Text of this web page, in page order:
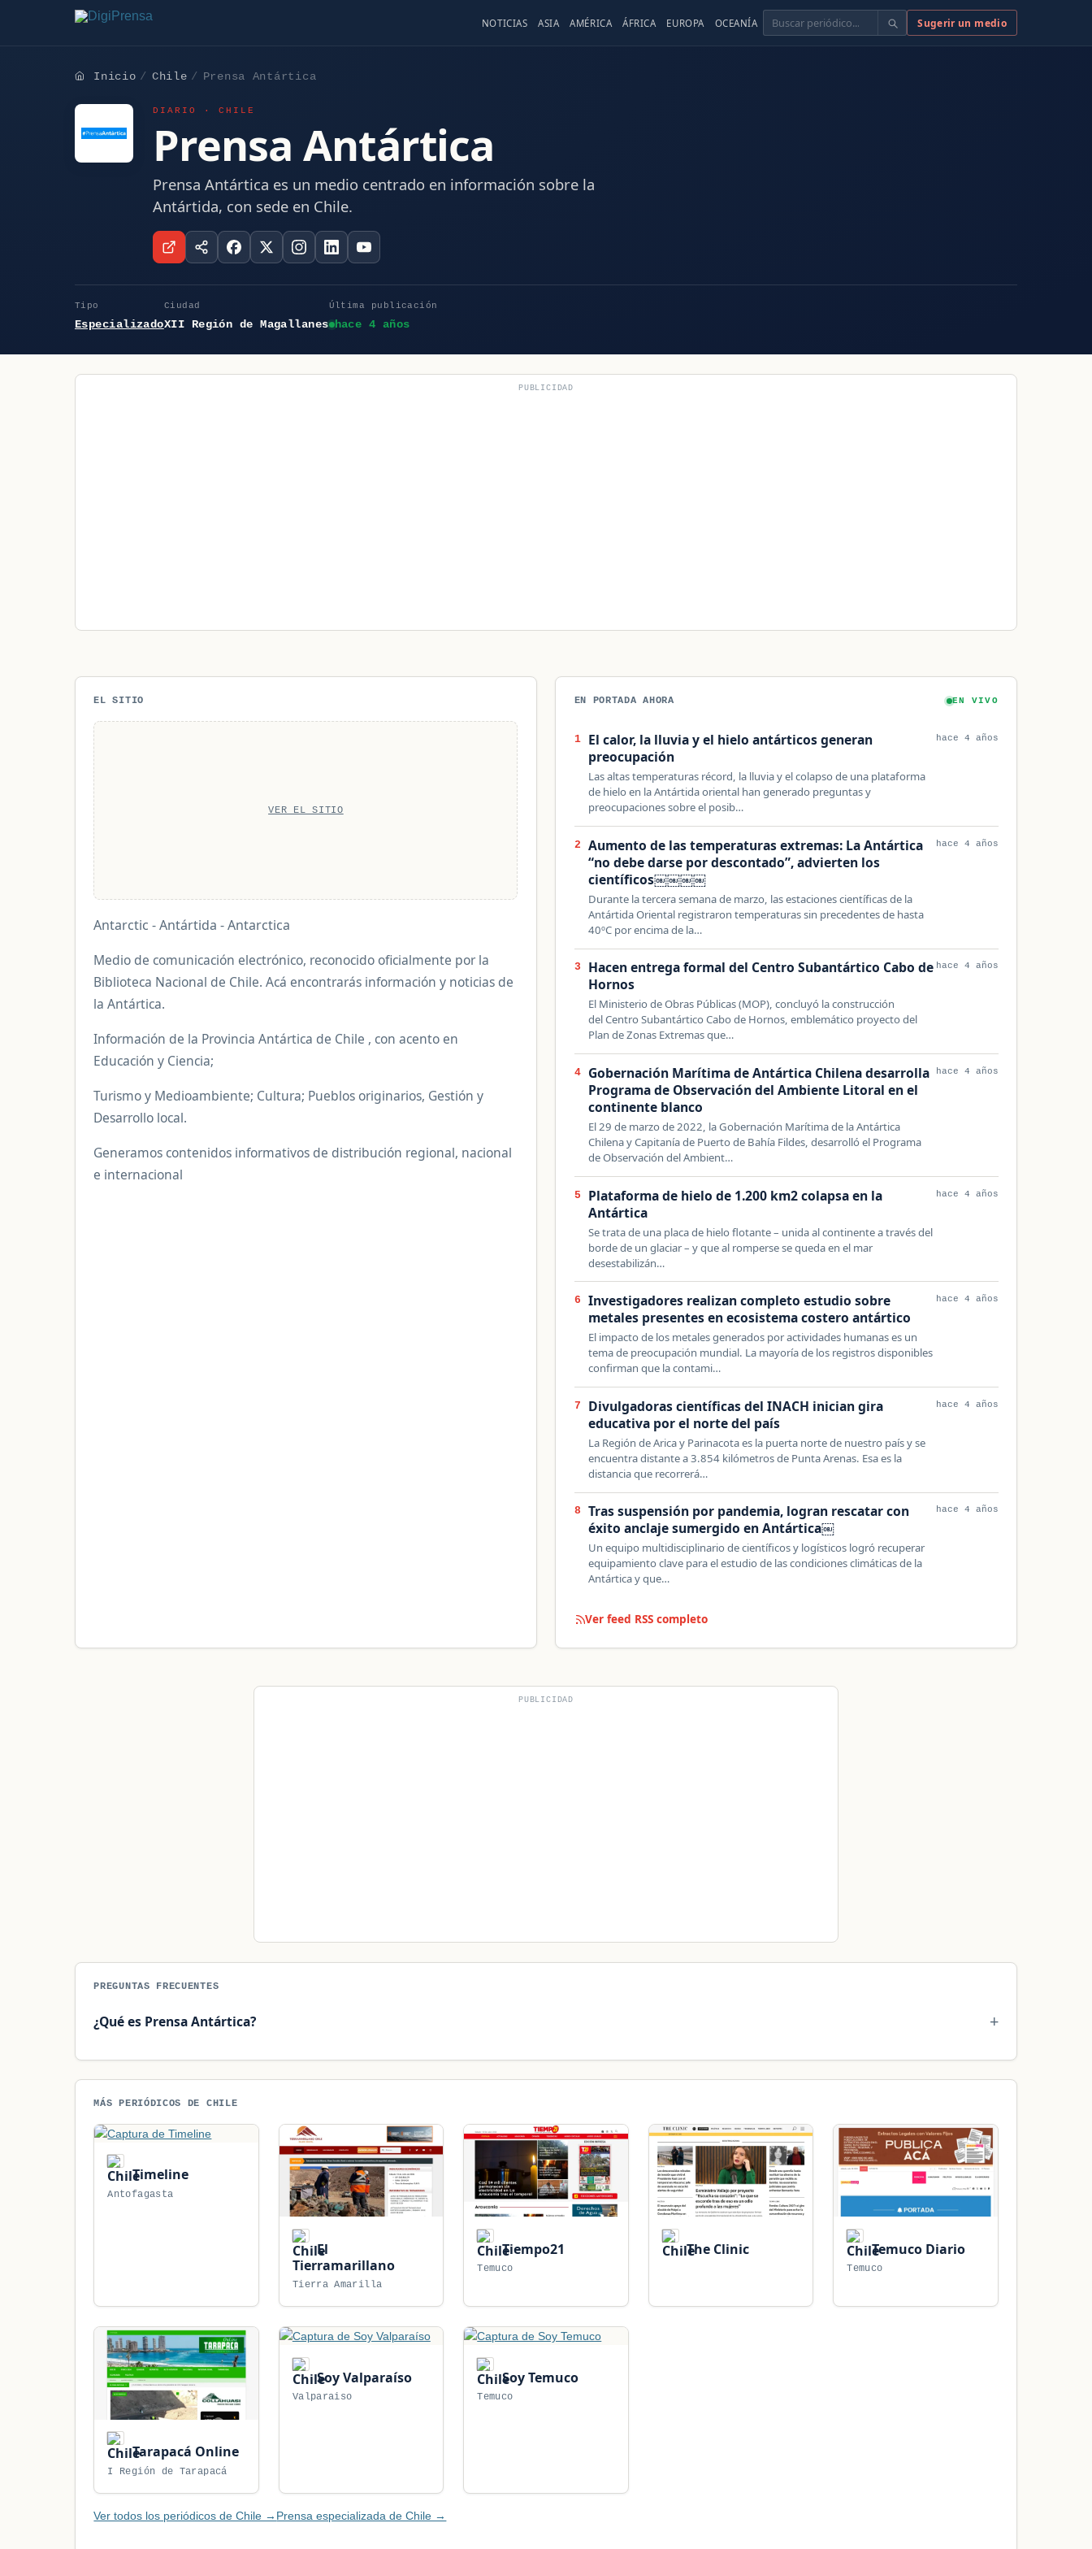
NOTICIAS ASIA AMÉRICA ÁFRICA EUROPA OCEANÍA Buscar Sugerir un medio
Inicio Chile Prensa Antártica
DIARIO · CHILE
Prensa Antártica
Prensa Antártica es un medio centrado en información sobre la
Antártida, con sede en Chile.
Tipo
Especializado
Ciudad
XII Región de Magallanes
Última publicación
hace 4 años
PUBLICIDAD
EL SITIO
VER EL SITIO
Antarctic - Antártida - Antarctica
Medio de comunicación electrónico, reconocido oficialmente por la
Biblioteca Nacional de Chile. Acá encontrarás información y noticias de
la Antártica.
Información de la Provincia Antártica de Chile , con acento en
Educación y Ciencia;
Turismo y Medioambiente; Cultura; Pueblos originarios, Gestión y
Desarrollo local.
Generamos contenidos informativos de distribución regional, nacional
e internacional
EN PORTADA AHORA EN VIVO
1
El calor, la lluvia y el hielo antárticos generan
preocupación
Las altas temperaturas récord, la lluvia y el colapso de una plataforma
de hielo en la Antártida oriental han generado preguntas y
preocupaciones sobre el posib…
hace 4 años
2
Aumento de las temperaturas extremas: La Antártica
“no debe darse por descontado”, advierten los
científicos￼￼￼￼
Durante la tercera semana de marzo, las estaciones científicas de la
Antártida Oriental registraron temperaturas sin precedentes de hasta
40ºC por encima de la…
hace 4 años
3
Hacen entrega formal del Centro Subantártico Cabo de
Hornos
El Ministerio de Obras Públicas (MOP), concluyó la construcción
del Centro Subantártico Cabo de Hornos, emblemático proyecto del
Plan de Zonas Extremas que…
hace 4 años
4
Gobernación Marítima de Antártica Chilena desarrolla
Programa de Observación del Ambiente Litoral en el
continente blanco
El 29 de marzo de 2022, la Gobernación Marítima de la Antártica
Chilena y Capitanía de Puerto de Bahía Fildes, desarrolló el Programa
de Observación del Ambient…
hace 4 años
5
Plataforma de hielo de 1.200 km2 colapsa en la
Antártica
Se trata de una placa de hielo flotante – unida al continente a través del
borde de un glaciar – y que al romperse se queda en el mar
desestabilizán…
hace 4 años
6
Investigadores realizan completo estudio sobre
metales presentes en ecosistema costero antártico
El impacto de los metales generados por actividades humanas es un
tema de preocupación mundial. La mayoría de los registros disponibles
confirman que la contami…
hace 4 años
7
Divulgadoras científicas del INACH inician gira
educativa por el norte del país
La Región de Arica y Parinacota es la puerta norte de nuestro país y se
encuentra distante a 3.854 kilómetros de Punta Arenas. Esa es la
distancia que recorrerá…
hace 4 años
8
Tras suspensión por pandemia, logran rescatar con
éxito anclaje sumergido en Antártica￼
Un equipo multidisciplinario de científicos y logísticos logró recuperar
equipamiento clave para el estudio de las condiciones climáticas de la
Antártica y que…
hace 4 años
Ver feed RSS completo
PUBLICIDAD
PREGUNTAS FRECUENTES
¿Qué es Prensa Antártica?
MÁS PERIÓDICOS DE CHILE
Timeline
Antofagasta
El
Tierramarillano
Tierra Amarilla
Tiempo21
Temuco
The Clinic Temuco Diario
Temuco
Tarapacá Online
I Región de Tarapacá
Soy Valparaíso
Valparaiso
Soy Temuco
Temuco
Ver todos los periódicos de Chile → Prensa especializada de Chile →